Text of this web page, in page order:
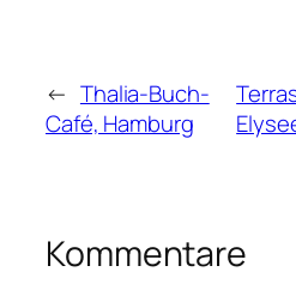
← Thalia-Buch-
Café, Hamburg
Kommentare